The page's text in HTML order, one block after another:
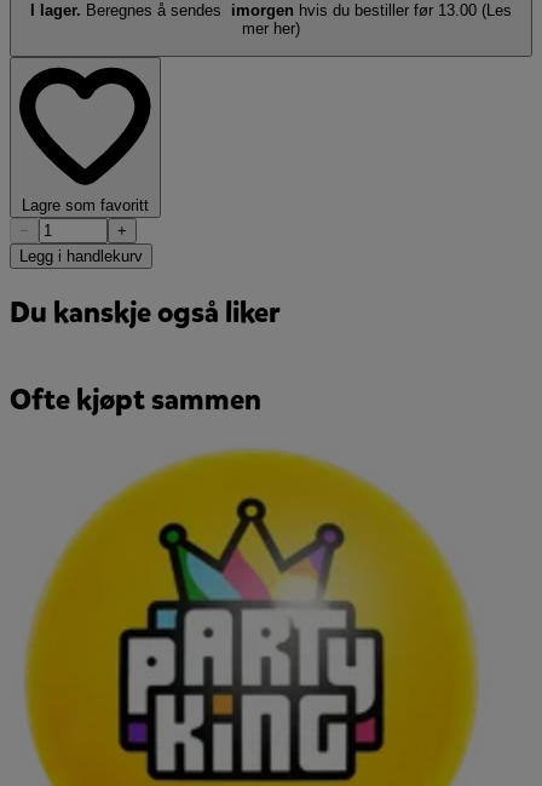
I lager. Beregnes å sendes imorgen hvis du bestiller før 13.00 (Les
mer her)
Lagre som favoritt
−
+
Legg i handlekurv
Du kanskje også liker
Ofte kjøpt sammen